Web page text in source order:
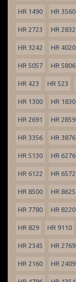
HR 1490 HR 3560
HR 2723 HR 2832
HR 3242 HR 4020
HR 5057 HR 5806
HR 423 HR 523
HR 1300 HR 1830
HR 2691 HR 2859
HR 3356 HR 3876
HR 5130 HR 6276
HR 6122 HR 6572
HR 8500 HR 8625
HR 7780 HR 8220
HR 829 HR 9110
HR 2345 HR 2769
HR 2160 HR 2409